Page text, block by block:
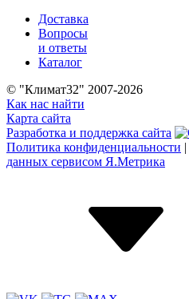
Доставка
Вопросы
и ответы
Каталог
© "Климат32" 2007-2026
Как нас найти
Карта сайта
Разработка и поддержка сайта
Политика конфиденциальности |
данных сервисом Я.Метрика